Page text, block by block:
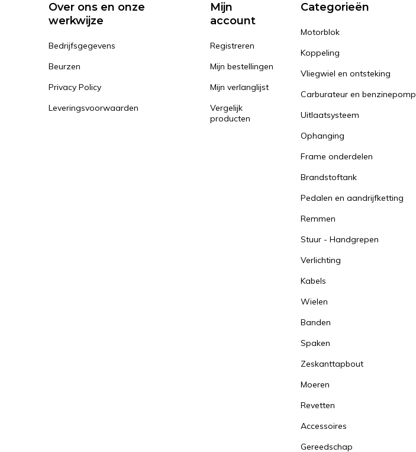
Over ons en onze
werkwijze
Bedrijfsgegevens
Beurzen
Privacy Policy
Leveringsvoorwaarden
Mijn
account
Registreren
Mijn bestellingen
Mijn verlanglijst
Vergelijk
producten
Categorieën
Motorblok
Koppeling
Vliegwiel en ontsteking
Carburateur en benzinepomp
Uitlaatsysteem
Ophanging
Frame onderdelen
Brandstoftank
Pedalen en aandrijfketting
Remmen
Stuur - Handgrepen
Verlichting
Kabels
Wielen
Banden
Spaken
Zeskanttapbout
Moeren
Revetten
Accessoires
Gereedschap